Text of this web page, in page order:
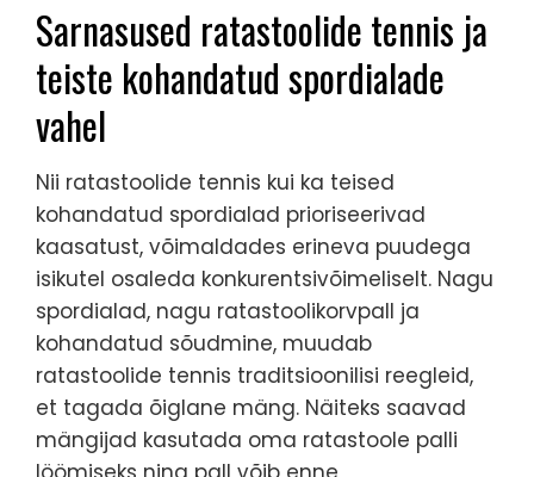
Sarnasused ratastoolide tennis ja
teiste kohandatud spordialade
vahel
Nii ratastoolide tennis kui ka teised
kohandatud spordialad prioriseerivad
kaasatust, võimaldades erineva puudega
isikutel osaleda konkurentsivõimeliselt. Nagu
spordialad, nagu ratastoolikorvpall ja
kohandatud sõudmine, muudab
ratastoolide tennis traditsioonilisi reegleid,
et tagada õiglane mäng. Näiteks saavad
mängijad kasutada oma ratastoole palli